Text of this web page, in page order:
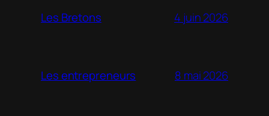
Les Bretons 4 juin 2026
Les entrepreneurs 8 mai 2026